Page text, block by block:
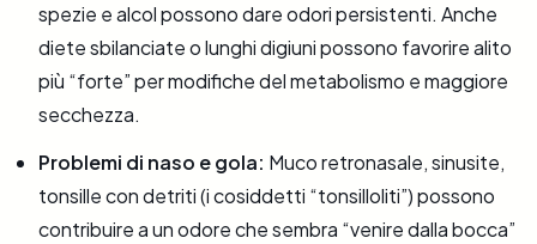
spezie e alcol possono dare odori persistenti. Anche
diete sbilanciate o lunghi digiuni possono favorire alito
più “forte” per modifiche del metabolismo e maggiore
secchezza.
Problemi di naso e gola: Muco retronasale, sinusite,
tonsille con detriti (i cosiddetti “tonsilloliti”) possono
contribuire a un odore che sembra “venire dalla bocca”